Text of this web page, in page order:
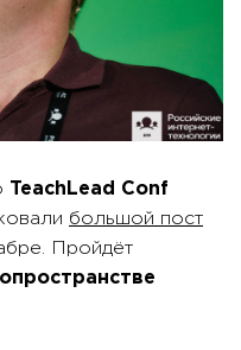
TeachLead Conf
большой пост
Пройдёт